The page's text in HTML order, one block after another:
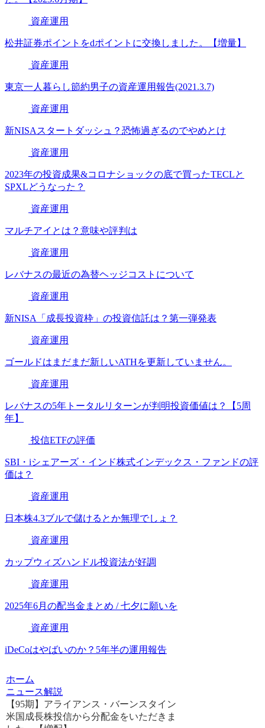
資産運用
松井証券ポイントをdポイントに交換しました。【増量】
資産運用
東京一人暮らし節約男子の資産運用報告(2021.3.7)
資産運用
新NISAスタートダッシュ？恐怖過ぎるのでやめとけ
資産運用
2023年の投資成果&コロナショックの底で買ったTECLと
SPXLどうなった？
資産運用
マルチアイとは？意味や評判は
資産運用
レバナスの最近の為替ヘッジコストについて
資産運用
新NISA「成長投資枠」の投資信託は？第一弾発表
資産運用
ゴールドはまだまだ新しいATHを更新していません。
資産運用
レバナスの5年トータルリターンが判明投資価値は？【5周
年】
投信ETFの評価
SBI・iシェアーズ・インド株式インデックス・ファンドの評
価は？
資産運用
日本株4.3ブルで儲けるとか無理でしょ？
資産運用
カップウィズハンドル投資法が好調
資産運用
2025年6月の配当金まとめ / 七夕に願いを
資産運用
iDeCoはやばいのか？5年半の運用報告
ホーム
ニュース解説
【95期】アライアンス・バーンスタイン
米国成長株投信から分配金をいただきま